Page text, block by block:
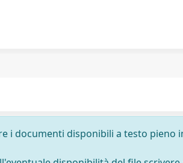
i documenti disponibili a testo pieno